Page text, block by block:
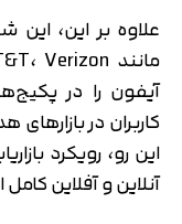
علاوه بر این،
آیفون را در
کاربران در
این رو، رویکرد
آنلاین و آفلاین